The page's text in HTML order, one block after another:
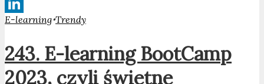
Twitter
LinkedIn
E-learning•Trendy
243. E-learning BootCamp
2023, czyli świetne